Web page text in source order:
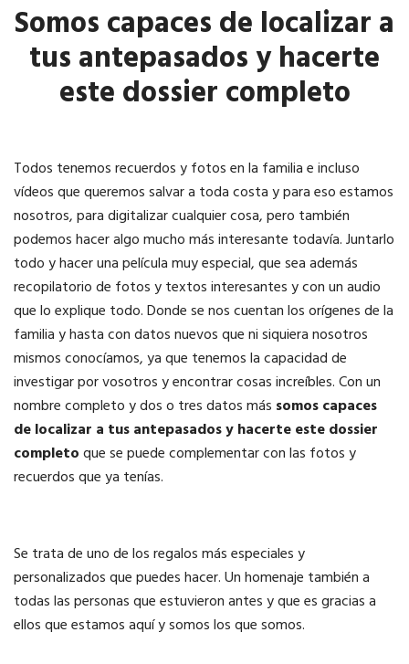
Somos capaces de localizar a
tus antepasados y hacerte
este dossier completo
Todos tenemos recuerdos y fotos en la familia e incluso
vídeos que queremos salvar a toda costa y para eso estamos
nosotros, para digitalizar cualquier cosa, pero también
podemos hacer algo mucho más interesante todavía. Juntarlo
todo y hacer una película muy especial, que sea además
recopilatorio de fotos y textos interesantes y con un audio
que lo explique todo. Donde se nos cuentan los orígenes de la
familia y hasta con datos nuevos que ni siquiera nosotros
mismos conocíamos, ya que tenemos la capacidad de
investigar por vosotros y encontrar cosas increíbles. Con un
nombre completo y dos o tres datos más somos capaces
de localizar a tus antepasados y hacerte este dossier
completoque se puede complementar con las fotos y
recuerdos que ya tenías.
Se trata de uno de los regalos más especiales y
personalizados que puedes hacer. Un homenaje también a
todas las personas que estuvieron antes y que es gracias a
ellos que estamos aquí y somos los que somos.